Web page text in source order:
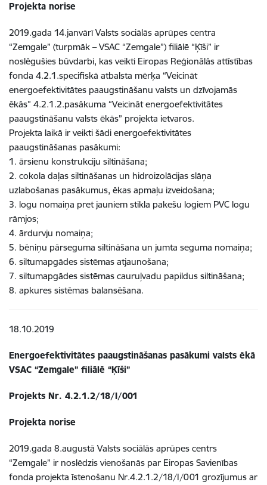
Projekta norise
2019.gada 14.janvārī Valsts sociālās aprūpes centra
“Zemgale” (turpmāk – VSAC “Zemgale”) filiālē “Ķīši” ir
noslēgušies būvdarbi, kas veikti Eiropas Reģionālās attīstības
fonda 4.2.1.specifiskā atbalsta mērķa “Veicināt
energoefektivitātes paaugstināšanu valsts un dzīvojamās
ēkās” 4.2.1.2.pasākuma “Veicināt energoefektivitātes
paaugstināšanu valsts ēkās” projekta ietvaros.
Projekta laikā ir veikti šādi energoefektivitātes
paaugstināšanas pasākumi:
1. ārsienu konstrukciju siltināšana;
2. cokola daļas siltināšanas un hidroizolācijas slāņa
uzlabošanas pasākumus, ēkas apmaļu izveidošana;
3. logu nomaiņa pret jauniem stikla pakešu logiem PVC logu
rāmjos;
4. ārdurvju nomaiņa;
5. bēniņu pārseguma siltināšana un jumta seguma nomaiņa;
6. siltumapgādes sistēmas atjaunošana;
7. siltumapgādes sistēmas cauruļvadu papildus siltināšana;
8. apkures sistēmas balansēšana.
18.10.2019
Energoefektivitātes paaugstināšanas pasākumi valsts ēkā
VSAC “Zemgale” filiālē “Ķīši”
Projekts Nr. 4.2.1.2/18/I/001
Projekta norise
2019.gada 8.augustā Valsts sociālās aprūpes centrs
“Zemgale” ir noslēdzis vienošanās par Eiropas Savienības
fonda projekta īstenošanu Nr.4.2.1.2/18/I/001 grozījumus ar